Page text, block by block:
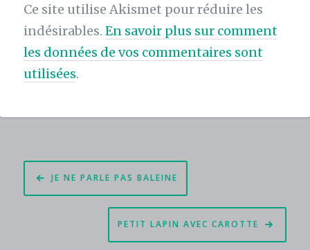
Ce site utilise Akismet pour réduire les
indésirables.En savoir plus sur comment
les données de vos commentaires sont
utilisées.
Navigation
de
JE NE PARLE PAS BALEINE
PETIT LAPIN AVEC CAROTTE